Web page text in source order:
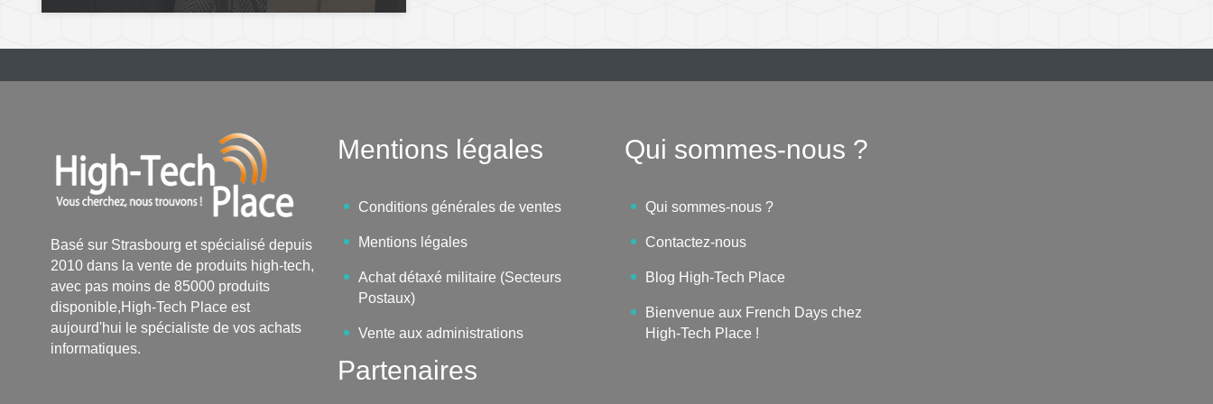
Basé sur Strasbourg et spécialisé depuis
2010 dans la vente de produits high-tech,
avec pas moins de 85000 produits
disponible,High-Tech Place est
aujourd'hui le spécialiste de vos achats
informatiques.
Mentions légales
Conditions générales de ventes
Mentions légales
Achat détaxé militaire (Secteurs
Postaux)
Vente aux administrations
Qui sommes-nous ?
Qui sommes-nous ?
Contactez-nous
Blog High-Tech Place
Bienvenue aux French Days chez
High-Tech Place !
Partenaires